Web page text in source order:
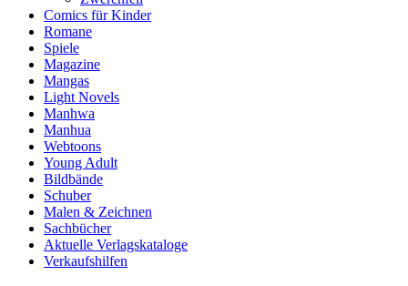
Comics für Kinder
Romane
Spiele
Magazine
Mangas
Light Novels
Manhwa
Manhua
Webtoons
Young Adult
Bildbände
Schuber
Malen & Zeichnen
Sachbücher
Aktuelle Verlagskataloge
Verkaufshilfen